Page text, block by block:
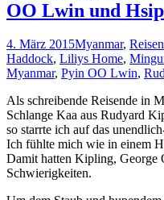
OO Lwin und
4. März 2015Myanmar, Reisen
Haddock, Liliys Home,
Myanmar, Pyin OO Lwin,
Als schreibende Reisende in
Schlange Kaa aus Rudyard
so starrte ich auf das
Ich fühlte mich wie in einem
Damit hatten Kipling, George
Schwierigkeiten.